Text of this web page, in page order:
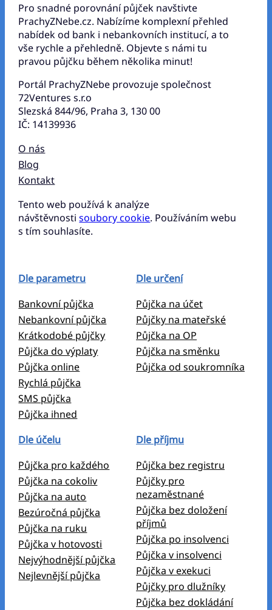
Pro snadné porovnání půjček navštivte
PrachyZNebe.cz. Nabízíme komplexní přehled
nabídek od bank i nebankovních institucí, a to
vše rychle a přehledně. Objevte s námi tu
pravou půjčku během několika minut!
Portál PrachyZNebe provozuje společnost
72Ventures s.r.o
Slezská 844/96, Praha 3, 130 00
IČ: 14139936
O nás
Blog
Kontakt
Tento web používá k analýze
návštěvnostisoubory cookie. Používáním webu
s tím souhlasíte.
Dle parametru
Bankovní půjčka
Nebankovní půjčka
Krátkodobé půjčky
Půjčka do výplaty
Půjčka online
Rychlá půjčka
SMS půjčka
Půjčka ihned
Dle určení
Půjčka na účet
Půjčky na mateřské
Půjčka na OP
Půjčka na směnku
Půjčka od soukromníka
Dle účelu
Půjčka pro každého
Půjčka na cokoliv
Půjčka na auto
Bezúročná půjčka
Půjčka na ruku
Půjčka v hotovosti
Nejvýhodnější půjčka
Nejlevnější půjčka
Dle příjmu
Půjčka bez registru
Půjčky pro
nezaměstnané
Půjčka bez doložení
příjmů
Půjčka po insolvenci
Půjčka v insolvenci
Půjčka v exekuci
Půjčky pro dlužníky
Půjčka bez dokládání